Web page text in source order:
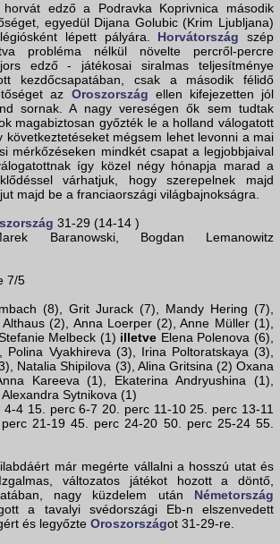
edző a Podravka Koprivnica második
egyedül Dijana Golubic (Krim Ljubljana)
lépett pályára. Horvátország szép
probléma nélkül növelte percről-percre
edző - játékosai siralmas teljesítménye
kezdőcsapatában, csak a második félidő
az Oroszország ellen kifejezetten jól
sornak. A nagy vereségen ők sem tudtak
magabiztosan győzték le a holland válogatott
következtetéseket mégsem lehet levonni a mai
mérkőzéseken mindkét csapat a legjobbjaival
így közel négy hónapja marad a
várhatjuk, hogy szerepelnek majd
majd be a franciaországi világbajnokságra.
31-29 (14-14 )
Baranowski, Bogdan Lemanowitz
7/5
(8), Grit Jurack (7), Mandy Hering (7),
(2), Anna Loerper (2), Anne Müller (1),
Melbeck (1) illetve Elena Polenova (6),
Polina Vyakhireva (3), Irina Poltoratskaya (3),
Natalia Shipilova (3), Alina Gritsina (2) Oxana
Kareeva (1), Ekaterina Andryushina (1),
Sytnikova (1)
4 15. perc 6-7 20. perc 11-10 25. perc 13-11
21-19 45. perc 24-20 50. perc 25-24 55.
már megérte vállalni a hosszú utat és
változatos játékot hozott a döntő,
nagy küzdelem után Németország
a tavalyi svédországi Eb-n elszenvedett
és legyőzte Oroszországot 31-29-re.